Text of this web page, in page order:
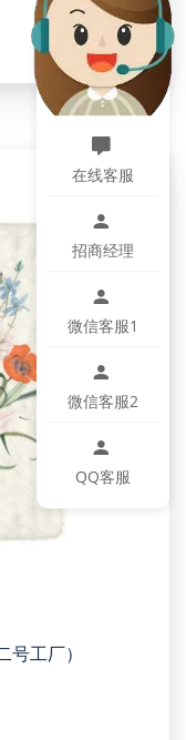
工厂）
在线客服
招商经理
微信客服1
微信客服2
QQ客服